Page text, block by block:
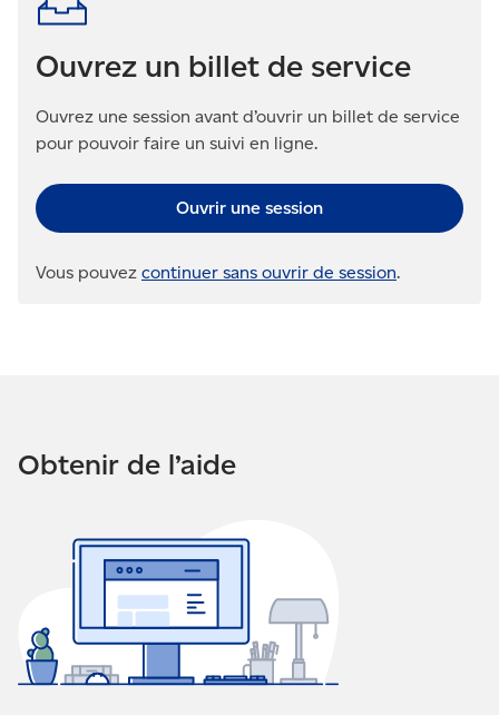
Ouvrez un billet de service
Ouvrez une session avant d’ouvrir un billet de service
pour pouvoir faire un suivi en ligne.
Ouvrir une session
Vous pouvez continuer sans ouvrir de session.
Obtenir de l’aide